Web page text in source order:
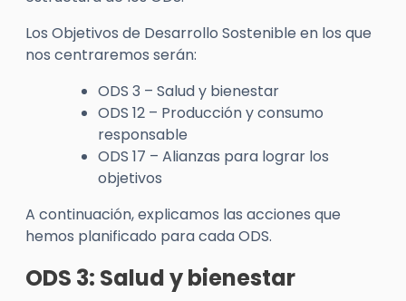
Los Objetivos de Desarrollo Sostenible en los que
nos centraremos serán:
ODS 3 – Salud y bienestar
ODS 12 – Producción y consumo
responsable
ODS 17 – Alianzas para lograr los
objetivos
A continuación, explicamos las acciones que
hemos planificado para cada ODS.
ODS 3: Salud y bienestar